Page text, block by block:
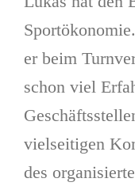
er beim
schon viel
vielseitigen
des